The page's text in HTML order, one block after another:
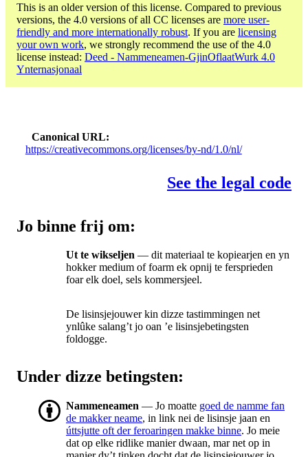
This is an older version of this license. Compared to previous
versions, the 4.0 versions of all CC licenses are more user-
friendly and more internationally robust. If you are licensing
your own work, we strongly recommend the use of the 4.0
license instead: Deed - Nammeneamen-GjinOflaatWurk 4.0
Ynternasjonaal
Canonical URL
https://creativecommons.org/licenses/by-nd/1.0/nl/
See the legal code
Jo binne frij om:
Ut te wikseljen — dit materiaal te kopiearjen en yn
hokker medium of foarm ek opnij te fersprieden
foar elk doel, sels kommersjeel.
De lisinsjejouwer kin dizze tastimmingen net
ynlûke salang’t jo oan ’e lisinsjebetingsten
foldogge.
Under dizze betingsten:
Nammeneamen — Jo moatte goed de namme fan
de makker neame, in link nei de lisinsje jaan en
úttsjutte oft der feroaringen makke binne. Jo meie
dat op elke ridlike manier dwaan, mar net op in